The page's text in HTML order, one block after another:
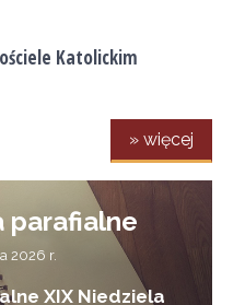
Katolickim
» więcej
parafialne
2026 r.
XIX Niedziela